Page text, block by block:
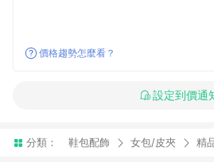
價格趨勢怎麼看？
設定到價通
分類： 鞋包配飾 女包/皮夾 精